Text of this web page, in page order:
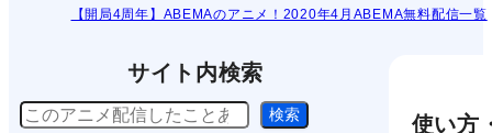
【開局4周年】ABEMAのアニメ！2020年4月ABEMA無料配信一覧
サイト内検索
検
検索 使い方